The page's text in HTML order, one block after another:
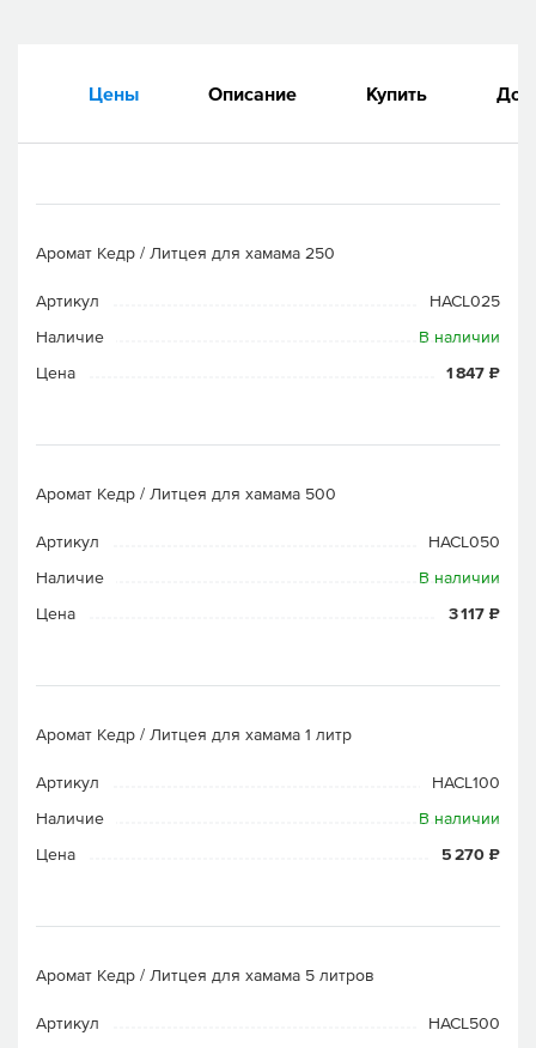
Цены Описание Купить
Аромат Кедр / Литцея для хамама 250
Артикул
HACL025
Наличие
В наличии
Цена
1 847 ₽
Аромат Кедр / Литцея для хамама 500
Артикул
HACL050
Наличие
В наличии
Цена
3 117 ₽
Аромат Кедр / Литцея для хамама 1 литр
Артикул
HACL100
Наличие
В наличии
Цена
5 270 ₽
Аромат Кедр / Литцея для хамама 5 литров
Артикул
HACL500